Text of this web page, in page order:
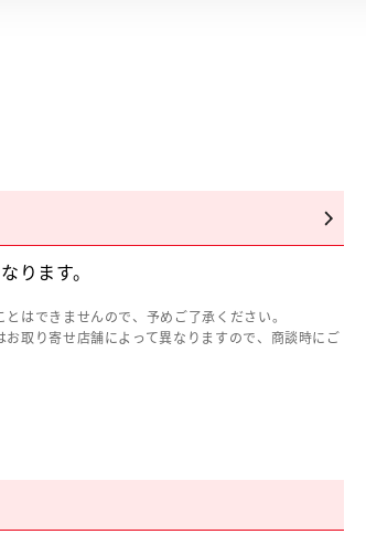
ります。
はできませんので、予めご了承ください。
取り寄せ店舗によって異なりますので、商談時にご